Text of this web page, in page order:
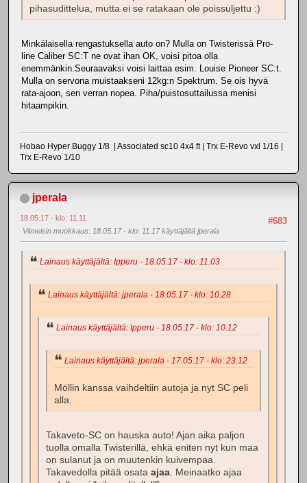
pihasudittelua, mutta ei se ratakaan ole poissuljettu :)
Minkälaisella rengastuksella auto on? Mulla on Twisterissä Pro-
line Caliber SC:T ne ovat ihan OK, voisi pitoa olla
enemmänkin.Seuraavaksi voisi laittaa esim. Louise Pioneer SC:t.
Mulla on servona muistaakseni 12kg:n Spektrum. Se ois hyvä
rata-ajoon, sen verran nopea. Piha/puistosuttailussa menisi
hitaampikin.
Hobao Hyper Buggy 1/8 | Associated sc10 4x4 ft | Trx E-Revo vxl 1/16 |
Trx E-Revo 1/10
jperala
#683
18.05.17 - klo: 11.11
Viimeisin muokkaus: 18.05.17 - klo: 11.17 käyttäjältä jperala
Lainaus käyttäjältä: Ipperu - 18.05.17 - klo: 11.03
Lainaus käyttäjältä: jperala - 18.05.17 - klo: 10.28
Lainaus käyttäjältä: Ipperu - 18.05.17 - klo: 10.12
Lainaus käyttäjältä: jperala - 17.05.17 - klo: 23.12
Möllin kanssa vaihdeltiin autoja ja nyt SC peli
alla.
Takaveto-SC on hauska auto! Ajan aika paljon
tuolla omalla Twisterillä, ehkä eniten nyt kun maa
on sulanut ja on muutenkin kuivempaa.
Takavedolla pitää osata ajaa. Meinaatko ajaa